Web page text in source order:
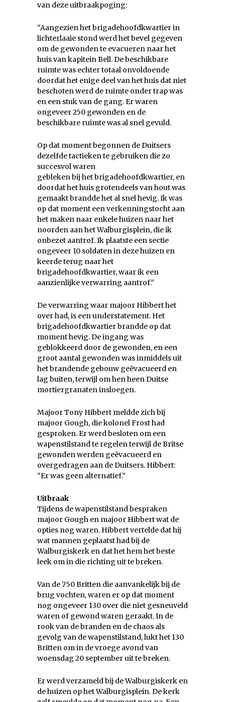
van deze uitbraakpoging:
“Aangezien het brigadehoofdkwartier in
lichterlaaie stond werd het bevel gegeven
om de gewonden te evacueren naar het
huis van kapitein Bell. De beschikbare
ruimte was echter totaal onvoldoende
doordat het enige deel van het huis dat niet
beschoten werd de ruimte onder trap was
en een stuk van de gang. Er waren
ongeveer 250 gewonden en de
beschikbare ruimte was al snel gevuld.
Op dat moment begonnen de Duitsers
dezelfde tactieken te gebruiken die zo
succesvol waren
gebleken bij het brigadehoofdkwartier, en
doordat het huis grotendeels van hout was
gemaakt brandde het al snel hevig. Ik was
op dat moment een verkenningstocht aan
het maken naar enkele huizen naar het
noorden aan het Walburgisplein, die ik
onbezet aantrof. Ik plaatste een sectie
ongeveer 10 soldaten in deze huizen en
keerde terug naar het
brigadehoofdkwartier, waar ik een
aanzienlijke verwarring aantrof.”
De verwarring waar majoor Hibbert het
over had, is een understatement. Het
brigadehoofdkwartier brandde op dat
moment hevig. De ingang was
geblokkeerd door de gewonden, en een
groot aantal gewonden was inmiddels uit
het brandende gebouw geëvacueerd en
lag buiten, terwijl om hen heen Duitse
mortiergranaten insloegen.
Majoor Tony Hibbert meldde zich bij
majoor Gough, die kolonel Frost had
gesproken. Er werd besloten om een
wapenstilstand te regelen terwijl de Britse
gewonden werden geëvacueerd en
overgedragen aan de Duitsers. Hibbert:
“Er was geen alternatief.”
Uitbraak
Tijdens de wapenstilstand bespraken
majoor Gough en majoor Hibbert wat de
opties nog waren. Hibbert vertelde dat hij
wat mannen geplaatst had bij de
Walburgiskerk en dat het hem het beste
leek om in die richting uit te breken.
Van de 750 Britten die aanvankelijk bij de
brug vochten, waren er op dat moment
nog ongeveer 130 over die niet gesneuveld
waren of gewond waren geraakt. In de
rook van de branden en de chaos als
gevolg van de wapenstilstand, lukt het 130
Britten om in de vroege avond van
woensdag 20 september uit te breken.
Er werd verzameld bij de Walburgiskerk en
de huizen op het Walburgisplein. De kerk